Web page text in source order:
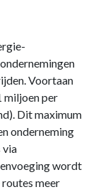
Voortaan
miljoen per
Dit maximum
onderneming
via
wordt
meer